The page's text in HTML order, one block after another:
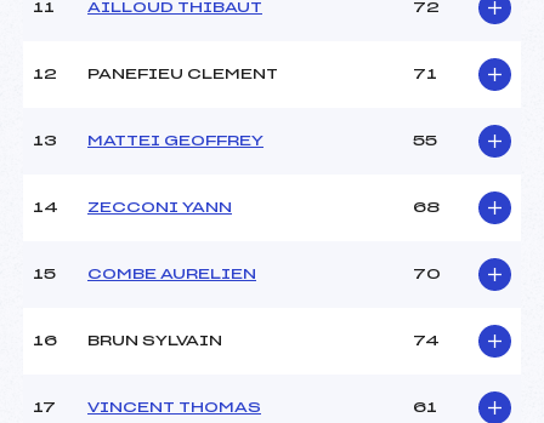
Nombre de portes :
Traceur :
Ouvreurs C :
Ouvreurs E :
Pénalité appliquée :
94.9800
11 AILLOUD THIBAUT 72
12 PANEFIEU CLEMENT 71
13 MATTEI GEOFFREY 55
14 ZECCONI YANN 68
15 COMBE AURELIEN 70
16 BRUN SYLVAIN 74
17 VINCENT THOMAS 61